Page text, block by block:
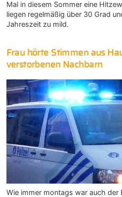
Mal in diesem Sommer eine
liegen regelmäßig über 30 Grad
Jahreszeit zu mild.
Frau hörte Stimmen aus
verstorbenen Nachbarn
Wie immer montags war auch der